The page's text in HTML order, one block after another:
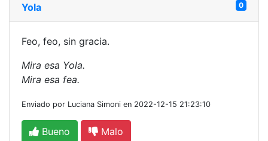
Yola 0
Feo, feo, sin gracia.
Mira esa Yola.
Mira esa fea.
Enviado por Luciana Simoni en 2022-12-15 21:23:10
Bueno Malo